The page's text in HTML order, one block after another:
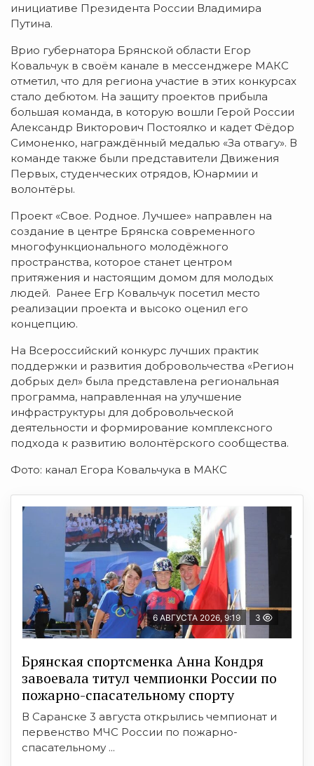
инициативе Президента России Владимира
Путина.
Врио губернатора Брянской области Егор
Ковальчук в своём канале в мессенджере МАКС
отметил, что для региона участие в этих конкурсах
стало дебютом. На защиту проектов прибыла
большая команда, в которую вошли Герой России
Александр Викторович Постоялко и кадет Фёдор
Симоненко, награждённый медалью «За отвагу». В
команде также были представители Движения
Первых, студенческих отрядов, Юнармии и
волонтёры.
Проект «Свое. Родное. Лучшее» направлен на
создание в центре Брянска современного
многофункционального молодёжного
пространства, которое станет центром
притяжения и настоящим домом для молодых
людей. Ранее Егр Ковальчук посетил место
реализации проекта и высоко оценил его
концепцию.
На Всероссийский конкурс лучших практик
поддержки и развития добровольчества «Регион
добрых дел» была представлена региональная
программа, направленная на улучшение
инфраструктуры для добровольческой
деятельности и формирование комплексного
подхода к развитию волонтёрского сообщества.
Фото: канал Егора Ковальчука в МАКС
6 АВГУСТА 2026, 9:19 3
Брянская спортсменка Анна Кондря
завоевала титул чемпионки России по
пожарно-спасательному спорту
В Саранске 3 августа открылись чемпионат и
первенство МЧС России по пожарно-
спасательному ...